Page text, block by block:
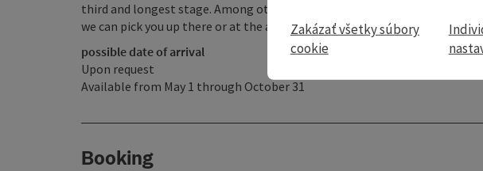
third and longest stage. Among other things, the Thauerböck schnapps
we can pick you up there or at the actual destination, Unterweißenbach.
possible date of arrival
Upon request
Available from May 1 through October 31
Booking
Zakázať všetky súbory
cookie